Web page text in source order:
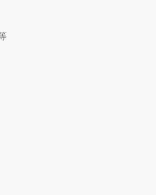
度春学期「履修願」の提出
て
年度春学期愛知学長懇話会
通学定期券購入について
の取扱いについて
2月17日からの日本海側を